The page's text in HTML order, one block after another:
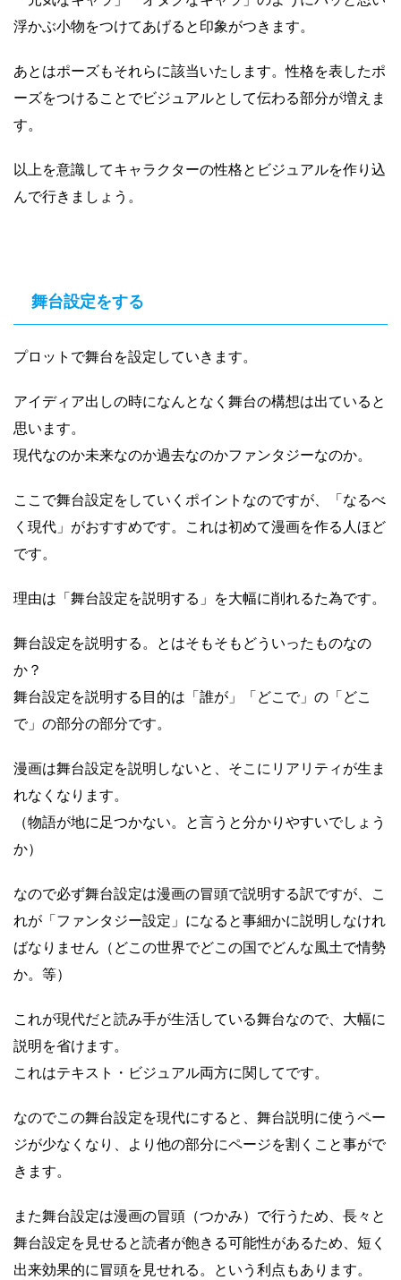
浮かぶ小物をつけてあげると印象がつきます。
あとはポーズもそれらに該当いたします。性格を表したポ
ーズをつけることでビジュアルとして伝わる部分が増えま
す。
以上を意識してキャラクターの性格とビジュアルを作り込
んで行きましょう。
舞台設定をする
プロットで舞台を設定していきます。
アイディア出しの時になんとなく舞台の構想は出ていると
思います。
現代なのか未来なのか過去なのかファンタジーなのか。
ここで舞台設定をしていくポイントなのですが、「なるべ
く現代」がおすすめです。これは初めて漫画を作る人ほど
です。
理由は「舞台設定を説明する」を大幅に削れるた為です。
舞台設定を説明する。とはそもそもどういったものなの
か？
舞台設定を説明する目的は「誰が」「どこで」の「どこ
で」の部分の部分です。
漫画は舞台設定を説明しないと、そこにリアリティが生ま
れなくなります。
（物語が地に足つかない。と言うと分かりやすいでしょう
か）
なので必ず舞台設定は漫画の冒頭で説明する訳ですが、こ
れが「ファンタジー設定」になると事細かに説明しなけれ
ばなりません（どこの世界でどこの国でどんな風土で情勢
か。等）
これが現代だと読み手が生活している舞台なので、大幅に
説明を省けます。
これはテキスト・ビジュアル両方に関してです。
なのでこの舞台設定を現代にすると、舞台説明に使うペー
ジが少なくなり、より他の部分にページを割くこと事がで
きます。
また舞台設定は漫画の冒頭（つかみ）で行うため、長々と
舞台設定を見せると読者が飽きる可能性があるため、短く
出来効果的に冒頭を見せれる。という利点もあります。